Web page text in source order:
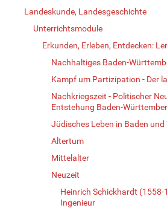
Landeskunde, Landesgeschichte
Unterrichtsmodule
Erkunden, Erleben, Entdecken:
Nachhaltiges Baden-
Kampf um Partizipation - Der
Nachkriegszeit - Politischer
Entstehung Baden-
Jüdisches Leben in Baden
Altertum
Mittelalter
Neuzeit
Heinrich Schickhardt
Ingenieur